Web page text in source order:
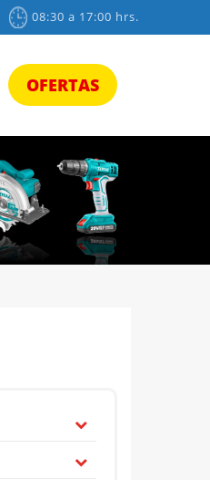
08:30 a 17:00 hrs.
OFERTAS